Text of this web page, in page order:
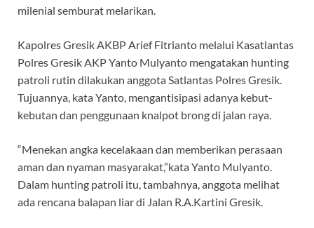
milenial semburat melarikan.
Kapolres Gresik AKBP Arief Fitrianto melalui Kasatlantas
Polres Gresik AKP Yanto Mulyanto mengatakan hunting
patroli rutin dilakukan anggota Satlantas Polres Gresik.
Tujuannya, kata Yanto, mengantisipasi adanya kebut-
kebutan dan penggunaan knalpot brong di jalan raya.
“Menekan angka kecelakaan dan memberikan perasaan
aman dan nyaman masyarakat,”kata Yanto Mulyanto.
Dalam hunting patroli itu, tambahnya, anggota melihat
ada rencana balapan liar di Jalan R.A.Kartini Gresik.